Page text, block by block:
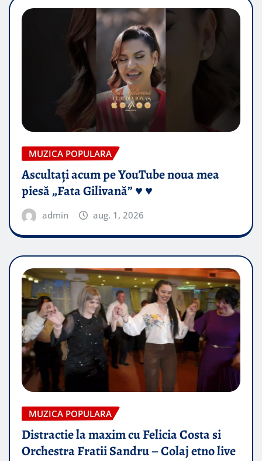
MUZICA POPULARA
Ascultați acum pe YouTube noua mea
piesă „Fata Gilivană” ♥️ ♥️
admin aug. 1, 2026
MUZICA POPULARA
Distractie la maxim cu Felicia Costa si
Orchestra Fratii Sandru – Colaj etno live